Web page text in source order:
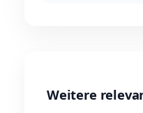
Weitere